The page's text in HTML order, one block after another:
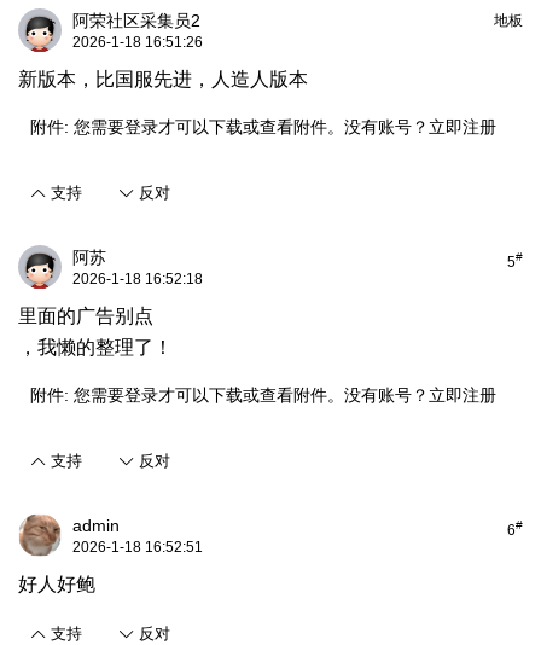
地板
阿荣社区采集员2
2026-1-18 16:51:26
新版本，比国服先进，人造人版本
附件: 您需要登录才可以下载或查看附件。没有账号？ 立即注册
支持 反对
5#
阿苏
2026-1-18 16:52:18
里面的广告别点
，我懒的整理了！
附件: 您需要登录才可以下载或查看附件。没有账号？ 立即注册
支持 反对
6#
admin
2026-1-18 16:52:51
好人好鲍
支持 反对